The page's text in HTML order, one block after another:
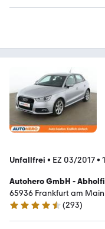
Unfallfrei • EZ 03/2017•
Autohero GmbH -
65936 Frankfurt am Main
4.6 Sterne
(293)